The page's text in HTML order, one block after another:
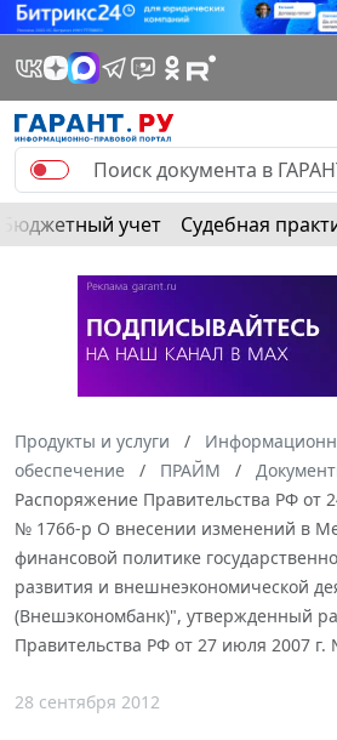
Бюджетный учет Судебная
Продукты и услуги
обеспечение
ПРАЙМ
Распоряжение Правительства РФ от
№ 1766-р О внесении изменений в
финансовой политике
развития и внешнеэкономической
(Внешэкономбанк)", утвержденный
Правительства РФ от 27 июля 2007 г.
28 сентября 2012